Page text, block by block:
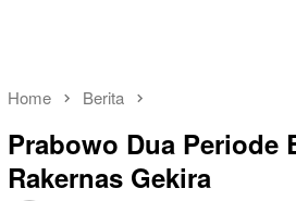
Home Berita
Prabowo Dua Periode
Rakernas Gekira